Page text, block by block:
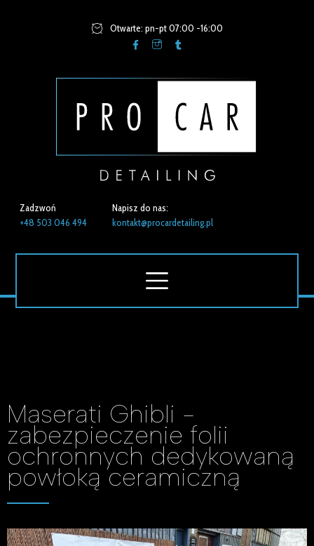
Otwarte: pn-pt 07:00 -16:00
Zadzwoń
+48 503 046 494
Napisz do nas:
kontakt@procardetailing.pl
Maserati Ghibli -
zabezpieczenie folii
ochronnych dedykowaną
powłoką ceramiczną